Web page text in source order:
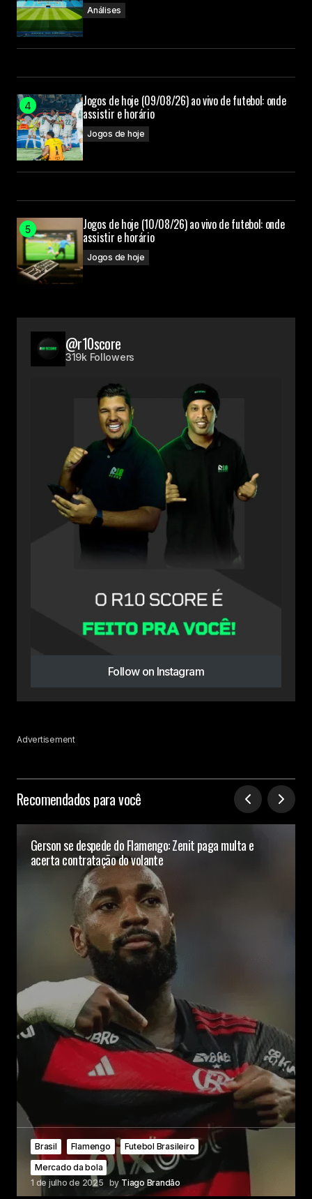
Análises
Jogos de hoje (09/08/26) ao vivo de futebol: onde
assistir e horário
Jogos de hoje
Jogos de hoje (10/08/26) ao vivo de futebol: onde
assistir e horário
Jogos de hoje
@r10score
319k Followers
Follow on Instagram
Advertisement
Recomendados para você
Gerson se despede do Flamengo: Zenit paga multa e
acerta contratação do volante
Brasil Flamengo
Futebol Brasileiro
Mercado da bola
1 de julho de 2025 by Tiago Brandão